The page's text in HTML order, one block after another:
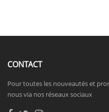
CONTACT
Pour toutes les nouveautés et
nous via nos réseaux sociaux